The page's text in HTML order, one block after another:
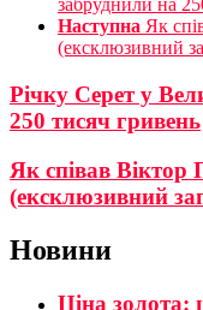
забруднили на
Наступна Як
(ексклюзивний
Річку Серет у
250 тисяч гривень
Як співав Віктор
(ексклюзивний
Новини
Ціна золота: